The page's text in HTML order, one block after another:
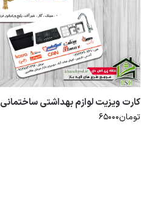
کارت ویزیت لوازم بهداشتی ساختمانی
تومان۶۵۰۰۰